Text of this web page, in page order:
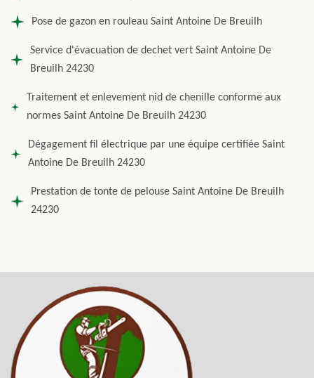
Pose de gazon en rouleau Saint Antoine De Breuilh
Service d'évacuation de dechet vert Saint Antoine De
Breuilh 24230
Traitement et enlevement nid de chenille conforme aux
normes Saint Antoine De Breuilh 24230
Dégagement fil électrique par une équipe certifiée Saint
Antoine De Breuilh 24230
Prestation de tonte de pelouse Saint Antoine De Breuilh
24230